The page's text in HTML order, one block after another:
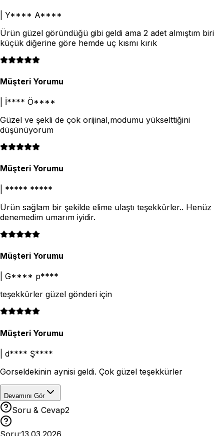
Y**** A****
Ürün güzel göründüğü gibi geldi ama 2 adet almıştım biri
küçük diğerine göre hemde uç kısmı kırık
Müşteri Yorumu
İ**** Ö****
Güzel ve şekli de çok orijinal,modumu yükselttiğini
düşünüyorum
Müşteri Yorumu
***** *****
Ürün sağlam bir şekilde elime ulaştı teşekkürler.. Henüz
denemedim umarım iyidir.
Müşteri Yorumu
G**** p****
teşekkürler güzel gönderi için
Müşteri Yorumu
d**** Ş****
Gorseldekinin aynisi geldi. Çok güzel teşekkürler
Devamını Gör
Soru & Cevap2
Soru:13.03.2026